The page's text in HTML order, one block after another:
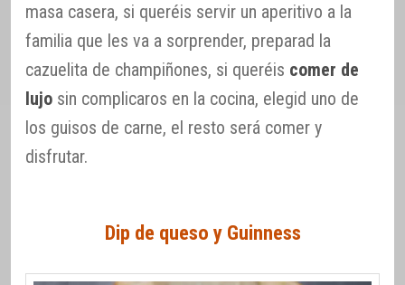
masa casera, si queréis servir un aperitivo a la
familia que les va a sorprender, preparad la
cazuelita de champiñones, si queréis comer de
lujo sin complicaros en la cocina, elegid uno de
los guisos de carne, el resto será comer y
disfrutar.
Dip de queso y Guinness